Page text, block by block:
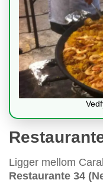
Ligger mellom
Restaurante 34